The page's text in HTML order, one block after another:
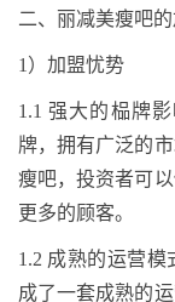
二、 丽减美瘦吧
1 ） 加盟忧势
1.1强大的榀牌
牌，拥有广泛的
瘦吧，投资者可
更多的顾客。
1.2 成熟的运营模
成了一套成熟的